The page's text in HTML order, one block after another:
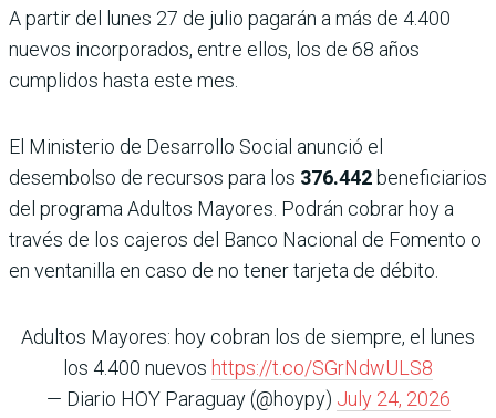
A partir del lunes 27 de julio pagarán a más de 4.400
nuevos incorporados, entre ellos, los de 68 años
cumplidos hasta este mes.
El Ministerio de Desarrollo Social anunció el
desembolso de recursos para los 376.442beneficiarios
del programa Adultos Mayores. Podrán cobrar hoy a
través de los cajeros del Banco Nacional de Fomento o
en ventanilla en caso de no tener tarjeta de débito.
Adultos Mayores: hoy cobran los de siempre, el lunes
los 4.400 nuevos https://t.co/SGrNdwULS8
— Diario HOY Paraguay (@hoypy) July 24, 2026